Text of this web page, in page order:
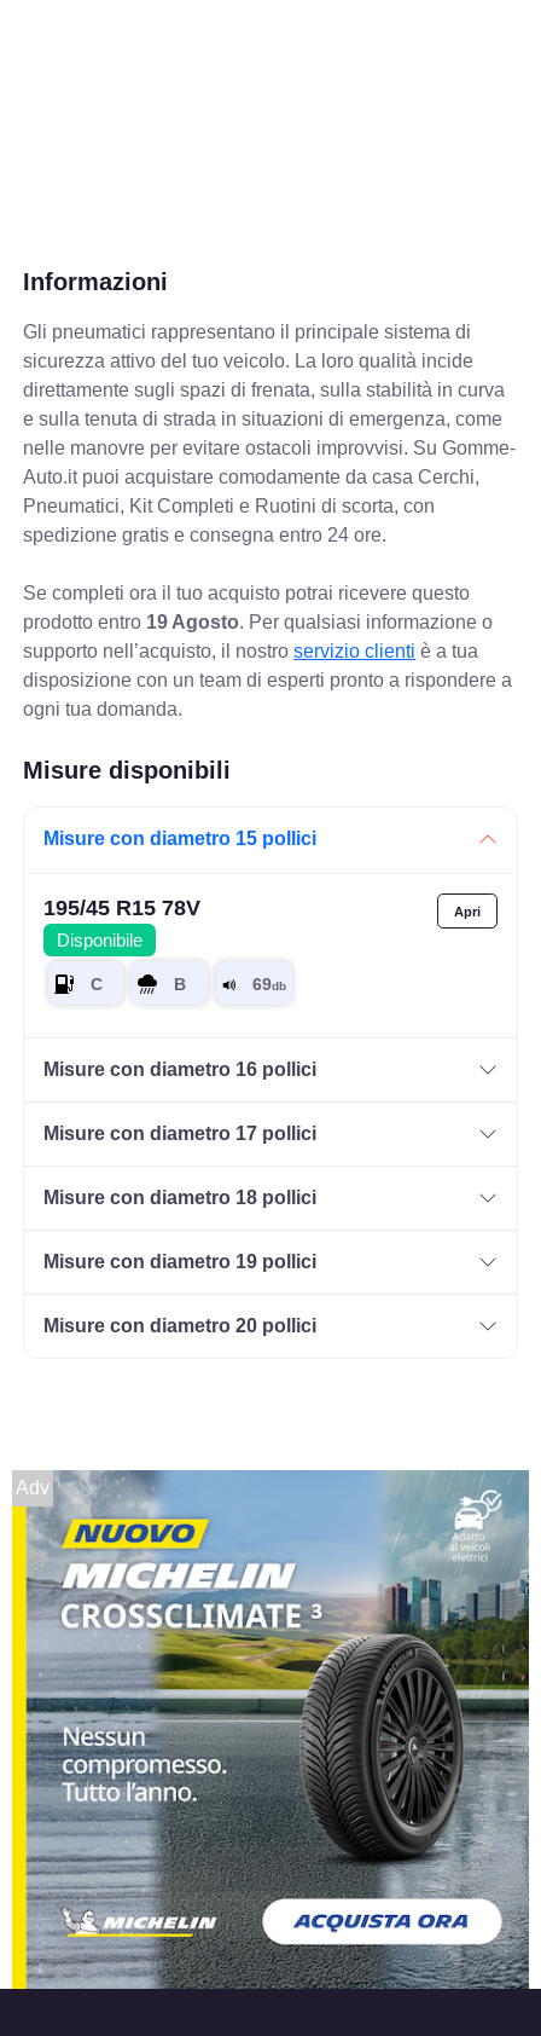
Informazioni
Gli pneumatici rappresentano il principale sistema di
sicurezza attivo del tuo veicolo. La loro qualità incide
direttamente sugli spazi di frenata, sulla stabilità in curva
e sulla tenuta di strada in situazioni di emergenza, come
nelle manovre per evitare ostacoli improvvisi. Su Gomme-
Auto.it puoi acquistare comodamente da casa Cerchi,
Pneumatici, Kit Completi e Ruotini di scorta, con
spedizione gratis e consegna entro 24 ore.
Se completi ora il tuo acquisto potrai ricevere questo
prodotto entro 19 Agosto. Per qualsiasi informazione o
supporto nell’acquisto, il nostroservizio clienti è a tua
disposizione con un team di esperti pronto a rispondere a
ogni tua domanda.
Misure disponibili
Misure con diametro 15 pollici
195/45 R15 78V
Disponibile
Misure con diametro 16 pollici
Misure con diametro 17 pollici
Misure con diametro 18 pollici
Misure con diametro 19 pollici
Misure con diametro 20 pollici
Adv